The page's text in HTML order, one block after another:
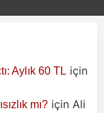
Aylık 60 TL için
mı? için Ali